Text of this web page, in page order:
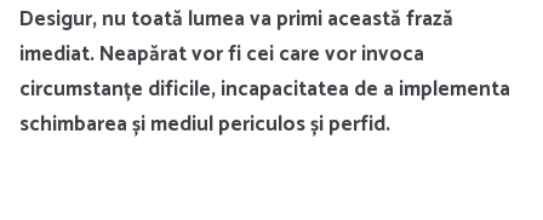
Desigur, nu toată lumea va primi această frază
imediat. Neapărat vor fi cei care vor invoca
circumstanțe dificile, incapacitatea de a implementa
schimbarea și mediul periculos și perfid.